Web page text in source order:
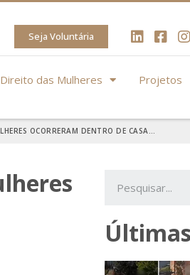
Seja Voluntária
Direito das Mulheres Projetos
OCORRERAM DENTRO DE CASA…